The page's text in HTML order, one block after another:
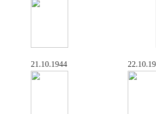
21.10.1944